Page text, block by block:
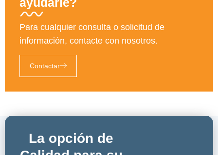
Para cualquier consulta o solicitud de
información, contacte con nosotros.
Contactar
La opción de